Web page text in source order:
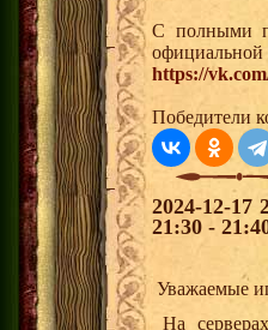
С полными
https://
Победители
2024-12-17
21:30 -
Уважаемые
На